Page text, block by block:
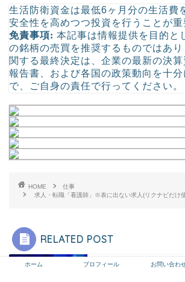
生活防衛資金は最低6ヶ月分の生活費
安全性を高めつつ投資を行うことが重
免責事項: 本記事は情報提供を目的と
の銘柄の売買を推奨するものではあ
関する最終決定は、企業の最新の決
報告書、および各国の政策動向を十分
で、ご自身の責任で行ってください。
HOME
仕事
求人・転職「看護師」※表に出ない求人(リクナビだけ
RELATED POST
5Ｇ（ファイブジー）につ
ホーム プロフィール お問い合わ
高配